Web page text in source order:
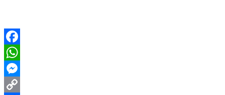
Facebook
WhatsApp
Messenger